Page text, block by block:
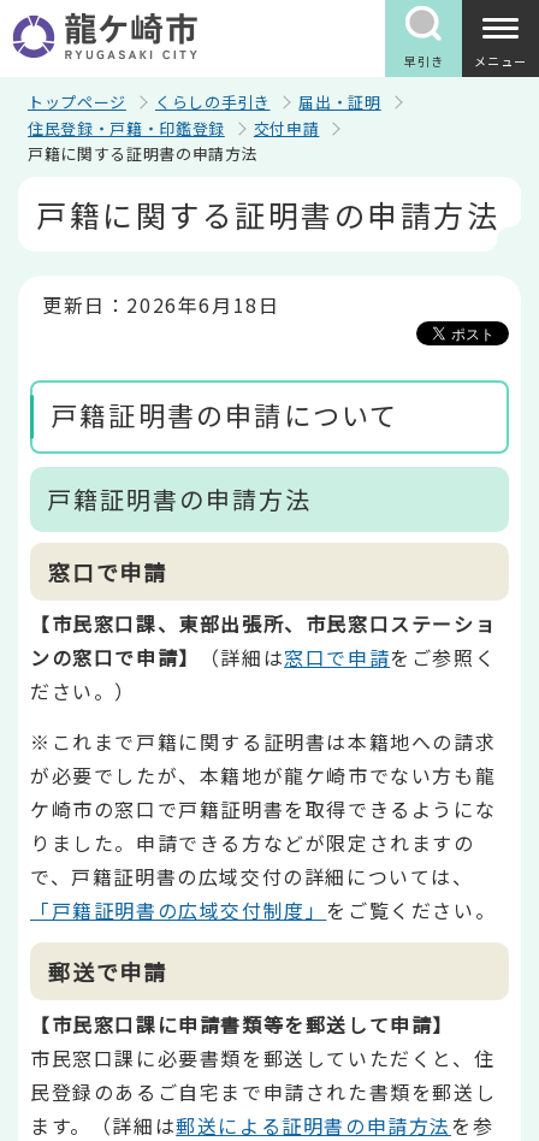
の
ペ
早引き メニュー
トップページ くらしの手引き
届出・証明
住民登録・戸籍・印鑑登録
交付申請
戸籍に関する証明書の申請方法
戸籍に関する証明書の申請方法
更新日：2026年6月18日
戸籍証明書の申請について
戸籍証明書の申請方法
窓口で申請
【市民窓口課、東部出張所、市民窓口ステーショ
ンの窓口で申請】
（詳細は窓口で申請をご参照く
ださい。）
※これまで戸籍に関する証明書は本籍地への請求
が必要でしたが、本籍地が龍ケ崎市でない方も龍
ケ崎市の窓口で戸籍証明書を取得できるようにな
りました。申請できる方などが限定されますの
で、戸籍証明書の広域交付の詳細については、
「戸籍証明書の広域交付制度」 をご覧ください。
郵送で申請
【市民窓口課に申請書類等を郵送して申請】
市民窓口課に必要書類を郵送していただくと、住
民登録のあるご自宅まで申請された書類を郵送し
ます。（詳細は郵送による証明書の申請方法を参